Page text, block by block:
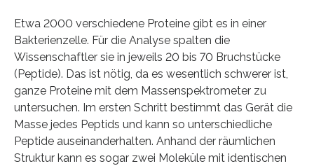
Etwa 2000 verschiedene Proteine gibt es in einer
Bakterienzelle. Für die Analyse spalten die
Wissenschaftler sie in jeweils 20 bis 70 Bruchstücke
(Peptide). Das ist nötig, da es wesentlich schwerer ist,
ganze Proteine mit dem Massenspektrometer zu
untersuchen. Im ersten Schritt bestimmt das Gerät die
Masse jedes Peptids und kann so unterschiedliche
Peptide auseinanderhalten. Anhand der räumlichen
Struktur kann es sogar zwei Moleküle mit identischen